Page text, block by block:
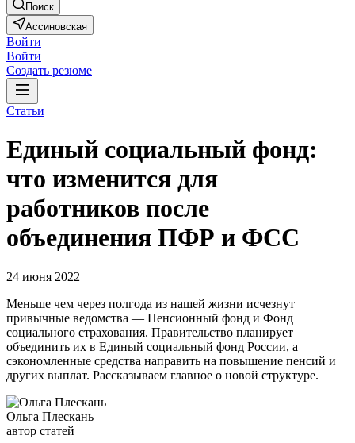
Поиск
Ассиновская
Войти
Войти
Создать резюме
Статьи
Единый социальный фонд:
что изменится для
работников после
объединения ПФР и ФСС
24 июня 2022
Меньше чем через полгода из нашей жизни исчезнут
привычные ведомства — Пенсионный фонд и Фонд
социального страхования. Правительство планирует
объединить их в Единый социальный фонд России, а
сэкономленные средства направить на повышение пенсий и
других выплат. Рассказываем главное о новой структуре.
Ольга Плескань
автор статей